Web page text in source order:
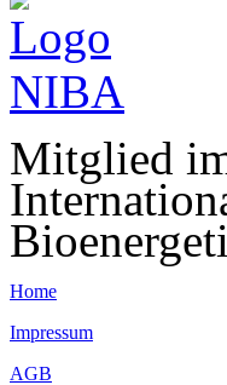
Mitglied
Home
Impressum
AGB